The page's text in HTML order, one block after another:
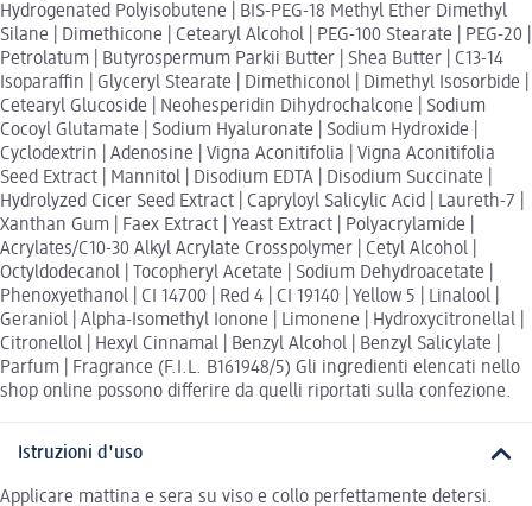
Hydrogenated Polyisobutene | BIS-PEG-18 Methyl Ether Dimethyl
Silane | Dimethicone | Cetearyl Alcohol | PEG-100 Stearate | PEG-20 |
Petrolatum | Butyrospermum Parkii Butter | Shea Butter | C13-14
Isoparaffin | Glyceryl Stearate | Dimethiconol | Dimethyl Isosorbide |
Cetearyl Glucoside | Neohesperidin Dihydrochalcone | Sodium
Cocoyl Glutamate | Sodium Hyaluronate | Sodium Hydroxide |
Cyclodextrin | Adenosine | Vigna Aconitifolia | Vigna Aconitifolia
Seed Extract | Mannitol | Disodium EDTA | Disodium Succinate |
Hydrolyzed Cicer Seed Extract | Capryloyl Salicylic Acid | Laureth-7 |
Xanthan Gum | Faex Extract | Yeast Extract | Polyacrylamide |
Acrylates/C10-30 Alkyl Acrylate Crosspolymer | Cetyl Alcohol |
Octyldodecanol | Tocopheryl Acetate | Sodium Dehydroacetate |
Phenoxyethanol | CI 14700 | Red 4 | CI 19140 | Yellow 5 | Linalool |
Geraniol | Alpha-Isomethyl Ionone | Limonene | Hydroxycitronellal |
Citronellol | Hexyl Cinnamal | Benzyl Alcohol | Benzyl Salicylate |
Parfum | Fragrance (F.I.L. B161948/5) Gli ingredienti elencati nello
shop online possono differire da quelli riportati sulla confezione.
Istruzioni d'uso
Applicare mattina e sera su viso e collo perfettamente detersi.